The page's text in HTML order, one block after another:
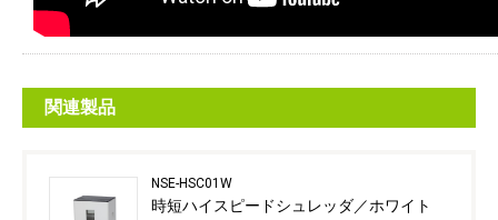
関連製品
NSE-HSC01W
時短ハイスピードシュレッダ／ホワイト